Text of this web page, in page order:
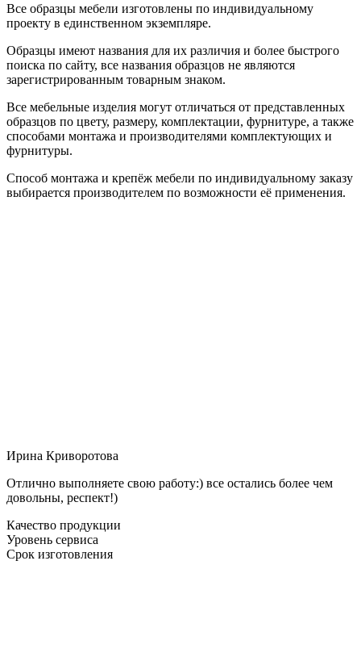
Все образцы мебели изготовлены по индивидуальному
проекту в единственном экземпляре.
Образцы имеют названия для их различия и более быстрого
поиска по сайту, все названия образцов не являются
зарегистрированным товарным знаком.
Все мебельные изделия могут отличаться от представленных
образцов по цвету, размеру, комплектации, фурнитуре, а также
способами монтажа и производителями комплектующих и
фурнитуры.
Способ монтажа и крепёж мебели по индивидуальному заказу
выбирается производителем по возможности её применения.
Ирина Криворотова
Отлично выполняете свою работу:) все остались более чем
довольны, респект!)
Качество продукции
Уровень сервиса
Срок изготовления